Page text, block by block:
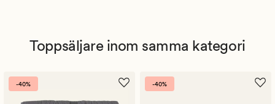
Toppsäljare inom samma kategori
-40% -40%